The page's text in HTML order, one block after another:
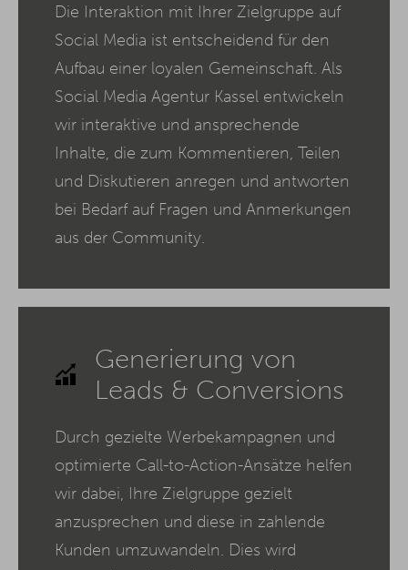
Die Interaktion mit Ihrer Zielgruppe auf
Social Media ist entscheidend für den
Aufbau einer loyalen Gemeinschaft. Als
Social Media Agentur Kassel entwickeln
wir interaktive und ansprechende
Inhalte, die zum Kommentieren, Teilen
und Diskutieren anregen und antworten
bei Bedarf auf Fragen und Anmerkungen
aus der Community.
Generierung von
Leads & Conversions
Durch gezielte Werbekampagnen und
optimierte Call-to-Action-Ansätze helfen
wir dabei, Ihre Zielgruppe gezielt
anzusprechen und diese in zahlende
Kunden umzuwandeln. Dies wird